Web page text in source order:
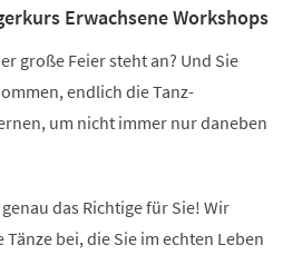
Erwachsene Workshops
große Feier steht an? Und Sie
endlich die Tanz-
um nicht immer nur daneben
das Richtige für Sie! Wir
bei, die Sie im echten Leben